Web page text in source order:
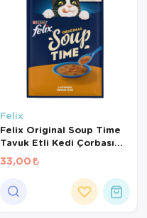
Felix
Felix Original Soup Time
Tavuk Etli Kedi Çorbası
48 Gr
33,00